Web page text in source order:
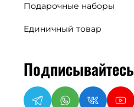
Подарочные наборы
Единичный товар
Подписывайтесь